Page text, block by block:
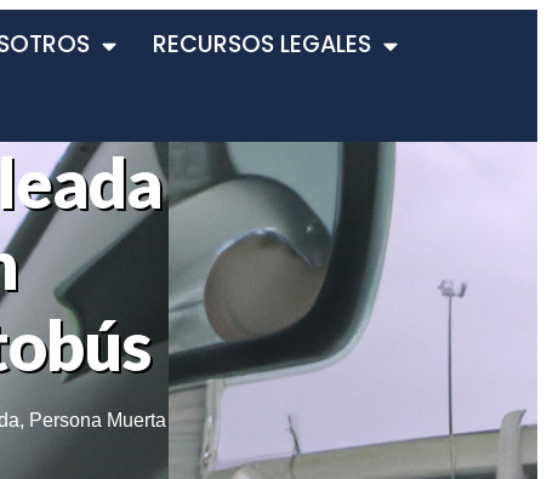
RECURSOS LEGALES
, Persona Muerta